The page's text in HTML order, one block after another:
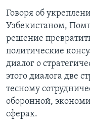
Говоря об
Узбекистаном,
решение
политические
диалог о
этого диалога две
тесному
оборонной,
сферах.